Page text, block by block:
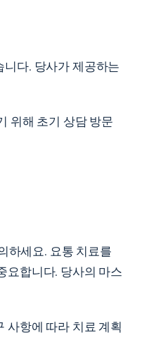
다. 당사가 제공하는
위해 초기 상담 방문
하세요. 요통 치료를
요합니다. 당사의 마스
사항에 따라 치료 계획